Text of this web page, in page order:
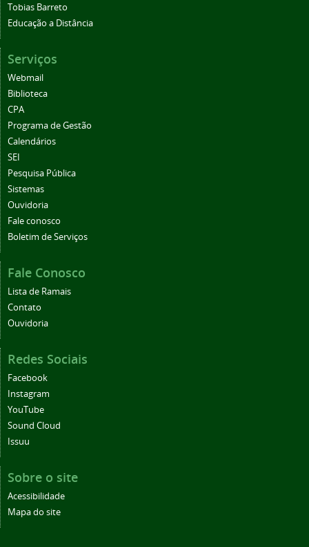
Tobias Barreto
Educação a Distância
Serviços
Webmail
Biblioteca
CPA
Programa de Gestão
Calendários
SEI
Pesquisa Pública
Sistemas
Ouvidoria
Fale conosco
Boletim de Serviços
Fale Conosco
Lista de Ramais
Contato
Ouvidoria
Redes Sociais
Facebook
Instagram
YouTube
Sound Cloud
Issuu
Sobre o site
Acessibilidade
Mapa do site